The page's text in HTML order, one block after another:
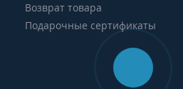
Возврат товара
Подарочные сертификаты